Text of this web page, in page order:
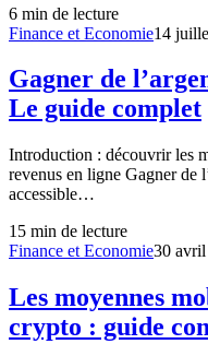
6 min de lecture
Finance et Economie14
Gagner de
Le guide complet
Introduction : découvrir les
revenus en ligne Gagner de
accessible…
15 min de lecture
Finance et Economie30
Les moyennes
crypto : guide